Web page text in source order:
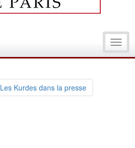
Les Kurdes dans la presse